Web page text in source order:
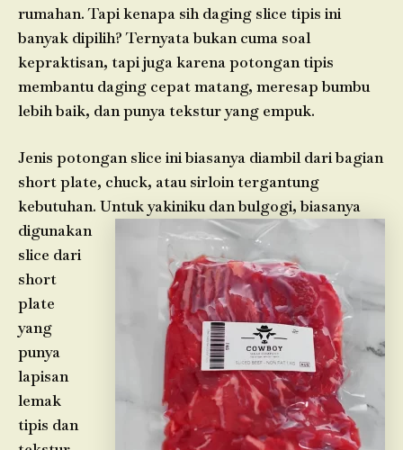
rumahan. Tapi kenapa sih daging slice tipis ini
banyak dipilih? Ternyata bukan cuma soal
kepraktisan, tapi juga karena potongan tipis
membantu daging cepat matang, meresap bumbu
lebih baik, dan punya tekstur yang empuk.
Jenis potongan slice ini biasanya diambil dari bagian
short plate, chuck, atau sirloin tergantung
kebutuhan. Untuk yakiniku dan bulgogi, biasanya
digunakan
slice dari
short
plate
yang
punya
lapisan
lemak
tipis dan